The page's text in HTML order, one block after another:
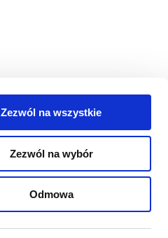
Zezwól na wszystkie
Zezwól na wybór
Odmowa